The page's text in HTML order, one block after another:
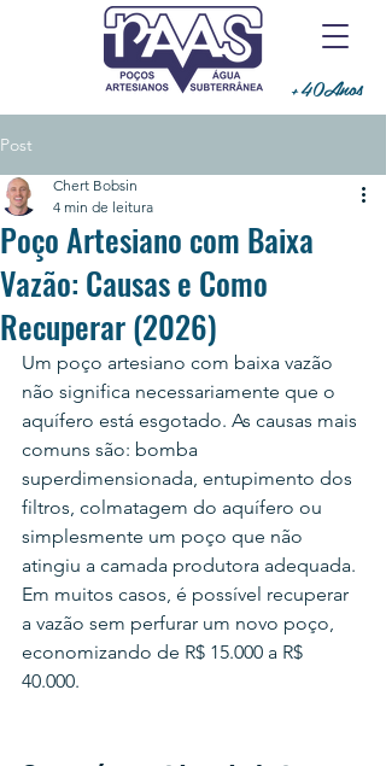
+40Anos
Post
Poço Artesiano com Baixa
Vazão: Causas e Como
Recuperar (2026)
Chert Bobsin
4 min de leitura
Um poço artesiano com baixa vazão
não significa necessariamente que o
aquífero está esgotado. As causas mais
comuns são: bomba
superdimensionada, entupimento dos
filtros, colmatagem do aquífero ou
simplesmente um poço que não
atingiu a camada produtora adequada.
Em muitos casos, é possível recuperar
a vazão sem perfurar um novo poço,
economizando de R$ 15.000 a R$
40.000.